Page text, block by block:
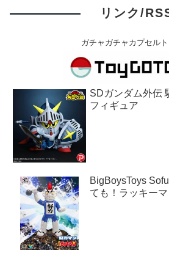
リンク/
ガチャガチャカプセル
SDガンダム外伝
フィギュア
BigBoysToys
ても！ラッキー